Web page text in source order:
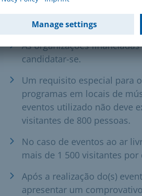
particularmente bem-vindas.
As organizações
candidatar-se.
Um requisito especial para
programas em locais de
eventos utilizado não deve
visitantes de 800 pessoas.
No caso de eventos ao ar
mais de 1 500 visitantes por
Após a realização do(s)
apresentar um